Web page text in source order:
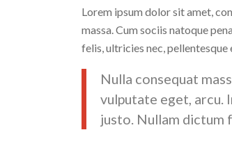
Lorem ipsum dolor sit amet,
massa. Cum sociis natoque
felis, ultricies nec, pellentesque
Nulla consequat
vulputate eget, arcu.
justo. Nullam dictum